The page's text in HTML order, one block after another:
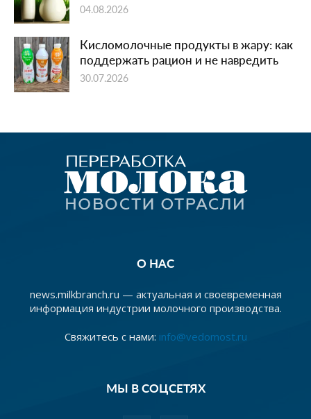
04.08.2026
Кисломолочные продукты в жару: как
поддержать рацион и не навредить
30.07.2026
О НАС
news.milkbranch.ru — актуальная и своевременная
информация индустрии молочного производства.
Свяжитесь с нами: info@vedomost.ru
МЫ В СОЦСЕТЯХ